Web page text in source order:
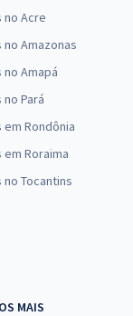
no Acre
Amazonas
Amapá
Pará
Rondônia
Roraima
Tocantins
MAIS